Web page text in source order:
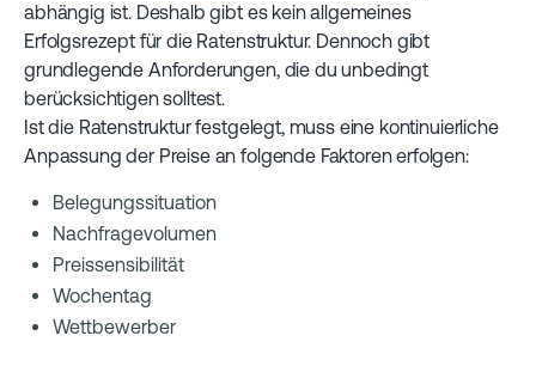
abhängig ist. Deshalb gibt es kein allgemeines
Erfolgsrezept für die Ratenstruktur. Dennoch gibt
grundlegende Anforderungen, die du unbedingt
berücksichtigen solltest.
Ist die Ratenstruktur festgelegt, muss eine kontinuierliche
Anpassung der Preise an folgende Faktoren erfolgen:
Belegungssituation
Nachfragevolumen
Preissensibilität
Wochentag
Wettbewerber